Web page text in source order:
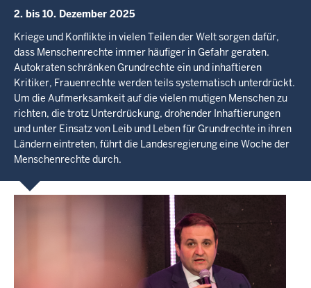
2. bis 10. Dezember 2025
Kriege und Konflikte in vielen Teilen der Welt sorgen dafür,
dass Menschenrechte immer häufiger in Gefahr geraten.
Autokraten schränken Grundrechte ein und inhaftieren
Kritiker, Frauenrechte werden teils systematisch unterdrückt.
Um die Aufmerksamkeit auf die vielen mutigen Menschen zu
richten, die trotz Unterdrückung, drohender Inhaftierungen
und unter Einsatz von Leib und Leben für Grundrechte in ihren
Ländern eintreten, führt die Landesregierung eine Woche der
Menschenrechte durch.